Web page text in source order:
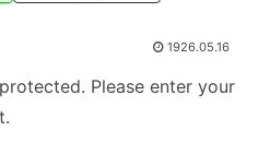
1926.05.16
Please enter your